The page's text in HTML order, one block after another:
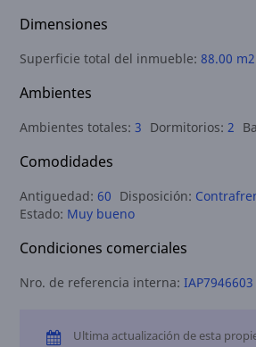
Dimensiones
Superficie total del inmueble:88.00 m2
Ambientes
Ambientes totales:3 Dormitorios:2
Comodidades
Antiguedad:60 Disposición:
Estado: Muy bueno
Condiciones comerciales
Nro. de referencia interna:IAP7946603
Ultima actualización de esta